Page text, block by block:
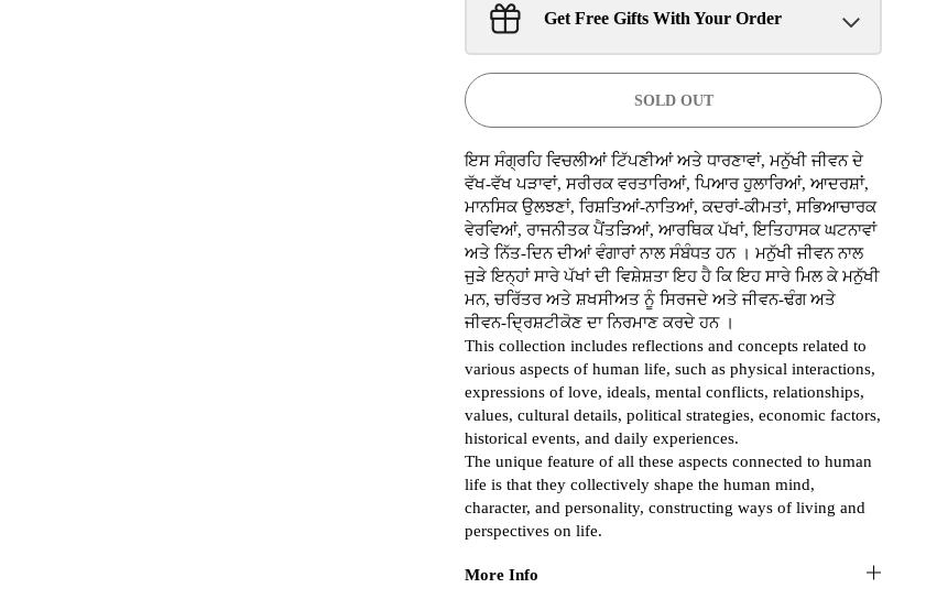
Sant Jarnail Singh Ji- Tote
Bag
Claim
Get Free Gifts With Your Order
SOLD OUT
ਇਸ ਸੰਗ੍ਰਹਿ ਵਿਚਲੀਆਂ ਟਿੱਪਣੀਆਂ ਅਤੇ ਧਾਰਣਾਵਾਂ, ਮਨੁੱਖੀ ਜੀਵਨ ਦੇ
ਵੱਖ-ਵੱਖ ਪੜਾਵਾਂ, ਸਰੀਰਕ ਵਰਤਾਰਿਆਂ, ਪਿਆਰ ਹੁਲਾਰਿਆਂ, ਆਦਰਸ਼ਾਂ,
ਮਾਨਸਿਕ ਉਲਝਣਾਂ, ਰਿਸ਼ਤਿਆਂ-ਨਾਤਿਆਂ, ਕਦਰਾਂ-ਕੀਮਤਾਂ, ਸਭਿਆਚਾਰਕ
ਵੇਰਵਿਆਂ, ਰਾਜਨੀਤਕ ਪੈਂਤੜਿਆਂ, ਆਰਥਿਕ ਪੱਖਾਂ, ਇਤਿਹਾਸਕ ਘਟਨਾਵਾਂ
ਅਤੇ ਨਿੱਤ-ਦਿਨ ਦੀਆਂ ਵੰਗਾਰਾਂ ਨਾਲ ਸੰਬੰਧਤ ਹਨ । ਮਨੁੱਖੀ ਜੀਵਨ ਨਾਲ
ਜੁੜੇ ਇਨ੍ਹਾਂ ਸਾਰੇ ਪੱਖਾਂ ਦੀ ਵਿਸ਼ੇਸ਼ਤਾ ਇਹ ਹੈ ਕਿ ਇਹ ਸਾਰੇ ਮਿਲ ਕੇ ਮਨੁੱਖੀ
ਮਨ, ਚਰਿੱਤਰ ਅਤੇ ਸ਼ਖਸੀਅਤ ਨੂੰ ਸਿਰਜਦੇ ਅਤੇ ਜੀਵਨ-ਢੰਗ ਅਤੇ
ਜੀਵਨ-ਦ੍ਰਿਸ਼ਟੀਕੋਣ ਦਾ ਨਿਰਮਾਣ ਕਰਦੇ ਹਨ ।
This collection includes reflections and concepts related to
various aspects of human life, such as physical interactions,
expressions of love, ideals, mental conflicts, relationships,
values, cultural details, political strategies, economic factors,
historical events, and daily experiences.
The unique feature of all these aspects connected to human
life is that they collectively shape the human mind,
character, and personality, constructing ways of living and
perspectives on life.
More Info